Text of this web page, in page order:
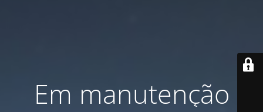
Em manutenção